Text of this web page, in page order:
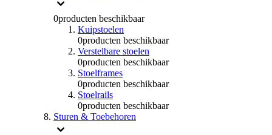
0producten beschikbaar
Kuipstoelen
0producten beschikbaar
Verstelbare stoelen
0producten beschikbaar
Stoelframes
0producten beschikbaar
Stoelrails
0producten beschikbaar
Sturen & Toebehoren